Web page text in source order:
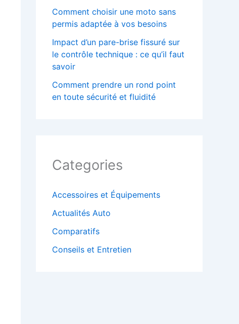
Comment choisir une moto sans
permis adaptée à vos besoins
Impact d’un pare-brise fissuré sur
le contrôle technique : ce qu’il faut
savoir
Comment prendre un rond point
en toute sécurité et fluidité
Categories
Accessoires et Équipements
Actualités Auto
Comparatifs
Conseils et Entretien